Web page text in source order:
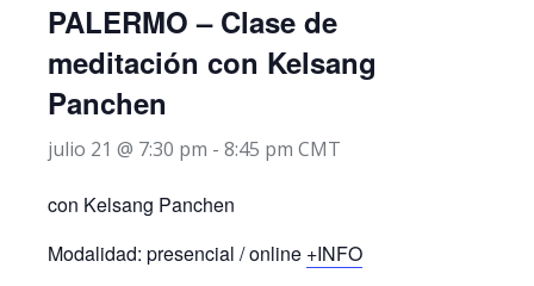
PALERMO – Clase de
meditación con Kelsang
Panchen
julio 21 @ 7:30 pm - 8:45 pm CMT
con Kelsang Panchen
Modalidad: presencial / online +INFO